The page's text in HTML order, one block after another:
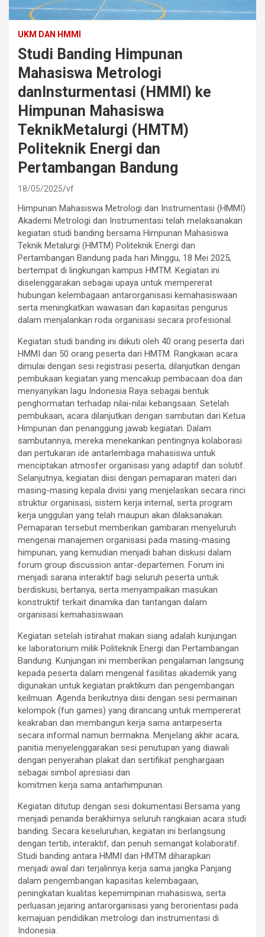
UKM DAN HMMI
Studi Banding Himpunan
Mahasiswa Metrologi
danInsturmentasi (HMMI) ke
Himpunan Mahasiswa
TeknikMetalurgi (HMTM)
Politeknik Energi dan
Pertambangan Bandung
18/05/2025 vf
Himpunan Mahasiswa Metrologi dan Instrumentasi (HMMI)
Akademi Metrologi dan Instrumentasi telah melaksanakan
kegiatan studi banding bersama Himpunan Mahasiswa
Teknik Metalurgi (HMTM) Politeknik Energi dan
Pertambangan Bandung pada hari Minggu, 18 Mei 2025,
bertempat di lingkungan kampus HMTM. Kegiatan ini
diselenggarakan sebagai upaya untuk mempererat
hubungan kelembagaan antarorganisasi kemahasiswaan
serta meningkatkan wawasan dan kapasitas pengurus
dalam menjalankan roda organisasi secara profesional.
Kegiatan studi banding ini diikuti oleh 40 orang peserta dari
HMMI dan 50 orang peserta dari HMTM. Rangkaian acara
dimulai dengan sesi registrasi peserta, dilanjutkan dengan
pembukaan kegiatan yang mencakup pembacaan doa dan
menyanyikan lagu Indonesia Raya sebagai bentuk
penghormatan terhadap nilai-nilai kebangsaan. Setelah
pembukaan, acara dilanjutkan dengan sambutan dari Ketua
Himpunan dan penanggung jawab kegiatan. Dalam
sambutannya, mereka menekankan pentingnya kolaborasi
dan pertukaran ide antarlembaga mahasiswa untuk
menciptakan atmosfer organisasi yang adaptif dan solutif.
Selanjutnya, kegiatan diisi dengan pemaparan materi dari
masing-masing kepala divisi yang menjelaskan secara rinci
struktur organisasi, sistem kerja internal, serta program
kerja unggulan yang telah maupun akan dilaksanakan.
Pemaparan tersebut memberikan gambaran menyeluruh
mengenai manajemen organisasi pada masing-masing
himpunan, yang kemudian menjadi bahan diskusi dalam
forum group discussion antar-departemen. Forum ini
menjadi sarana interaktif bagi seluruh peserta untuk
berdiskusi, bertanya, serta menyampaikan masukan
konstruktif terkait dinamika dan tantangan dalam
organisasi kemahasiswaan.
Kegiatan setelah istirahat makan siang adalah kunjungan
ke laboratorium milik Politeknik Energi dan Pertambangan
Bandung. Kunjungan ini memberikan pengalaman langsung
kepada peserta dalam mengenal fasilitas akademik yang
digunakan untuk kegiatan praktikum dan pengembangan
keilmuan. Agenda berikutnya diisi dengan sesi permainan
kelompok (fun games) yang dirancang untuk mempererat
keakraban dan membangun kerja sama antarpeserta
secara informal namun bermakna. Menjelang akhir acara,
panitia menyelenggarakan sesi penutupan yang diawali
dengan penyerahan plakat dan sertifikat penghargaan
sebagai simbol apresiasi dan
komitmen kerja sama antarhimpunan.
Kegiatan ditutup dengan sesi dokumentasi Bersama yang
menjadi penanda berakhirnya seluruh rangkaian acara studi
banding. Secara keseluruhan, kegiatan ini berlangsung
dengan tertib, interaktif, dan penuh semangat kolaboratif.
Studi banding antara HMMI dan HMTM diharapkan
menjadi awal dari terjalinnya kerja sama jangka Panjang
dalam pengembangan kapasitas kelembagaan,
peningkatan kualitas kepemimpinan mahasiswa, serta
perluasan jejaring antarorganisasi yang berorientasi pada
kemajuan pendidikan metrologi dan instrumentasi di
Indonesia.